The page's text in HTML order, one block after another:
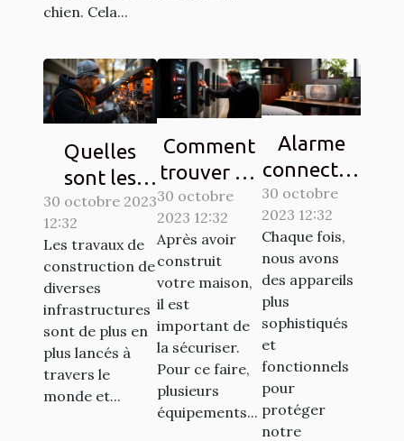
chien. Cela...
Quelles
sont les
solutions de
sécurisation
d’un
chantier ?
30 octobre 2023
12:32
Les travaux de
construction de
diverses
infrastructures
sont de plus en
plus lancés à
travers le
monde et...
Comment
trouver un
interphone
d’une
bonne
qualité ?
30 octobre
2023 12:32
Après avoir
construit
votre maison,
il est
important de
la sécuriser.
Pour ce faire,
plusieurs
équipements...
Alarme
connectée
: comment
ça
marche ?
30 octobre
2023 12:32
Chaque fois,
nous avons
des appareils
plus
sophistiqués
et
fonctionnels
pour
protéger
notre